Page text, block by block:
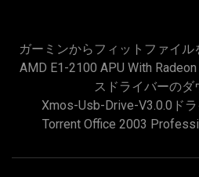
ガーミンからフィットファイ
AMD E1-2100 APU With
スドライバーのダ
Xmos-Usb-Drive-V3.0.0ド
Torrent Office 2003